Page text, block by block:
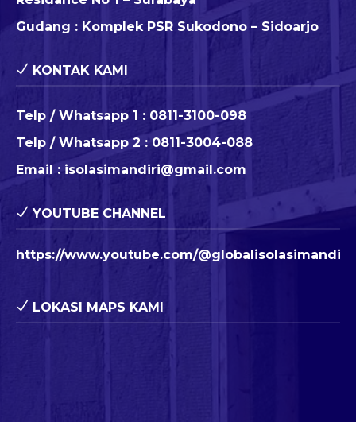
Gudang : Komplek PSR Sukodono – Sidoarjo
KONTAK KAMI
Telp / Whatsapp 1 : 0811-3100-098
Telp / Whatsapp 2 : 0811-3004-088
Email : isolasimandiri@gmail.com
YOUTUBE CHANNEL
https://www.youtube.com/@globalisolasimandiri
LOKASI MAPS KAMI